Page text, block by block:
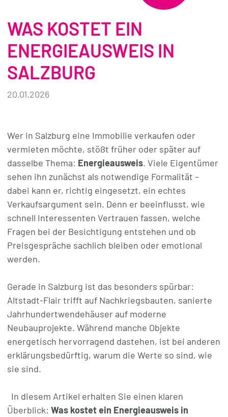
FÜR KÄUFER
FÜR VERKÄUFER
BLOG
WAS KOSTET EIN
ENERGIEAUSWEIS IN
SALZBURG
20.01.2026
Wer in Salzburg eine Immobilie verkaufen oder
vermieten möchte, stößt früher oder später auf
dasselbe Thema: Energieausweis. Viele Eigentümer
sehen ihn zunächst als notwendige Formalität –
dabei kann er, richtig eingesetzt, ein echtes
Verkaufsargument sein. Denn er beeinflusst, wie
schnell Interessenten Vertrauen fassen, welche
Fragen bei der Besichtigung entstehen und ob
Preisgespräche sachlich bleiben oder emotional
werden.
Gerade in Salzburg ist das besonders spürbar:
Altstadt-Flair trifft auf Nachkriegsbauten, sanierte
Jahrhundertwendehäuser auf moderne
Neubauprojekte. Während manche Objekte
energetisch hervorragend dastehen, ist bei anderen
erklärungsbedürftig, warum die Werte so sind, wie
sie sind.
In diesem Artikel erhalten Sie einen klaren
Überblick: Was kostet ein Energieausweis in